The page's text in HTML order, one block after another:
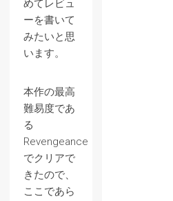
めてレビュ
ーを書いて
みたいと思
います。
本作の最高
難易度であ
る
Revengeance
でクリアで
きたので、
ここであら